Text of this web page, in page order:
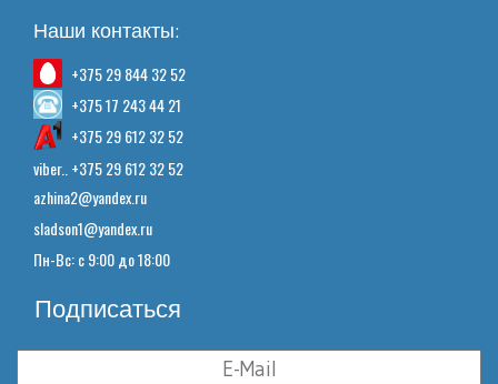
Наши контакты:
+375 29 844 32 52
+375 17 243 44 21
+375 29 612 32 52
viber.. +375 29 612 32 52
azhina2@yandex.ru
sladson1@yandex.ru
Пн-Вс: с 9:00 до 18:00
Подписаться